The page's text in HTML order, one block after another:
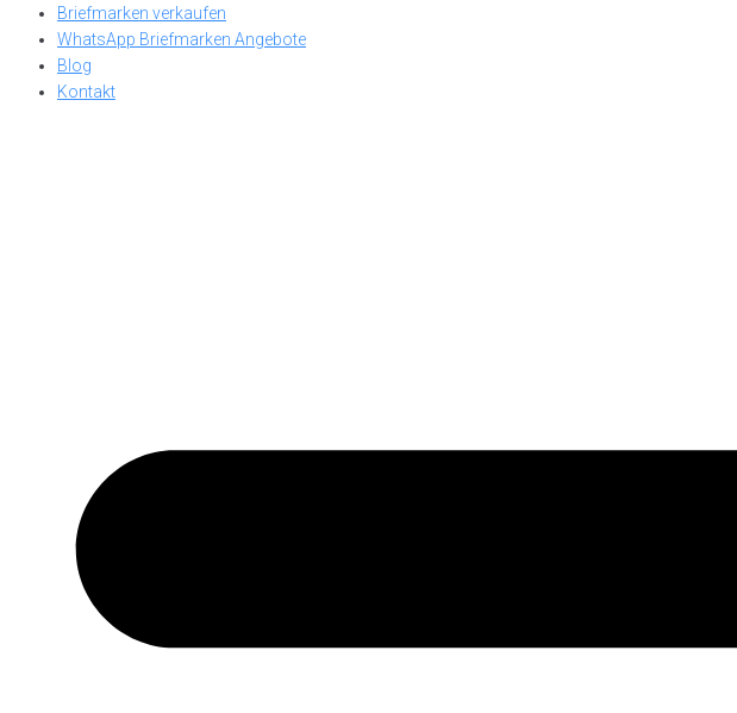
Briefmarken verkaufen
WhatsApp Briefmarken Angebote
Blog
Kontakt